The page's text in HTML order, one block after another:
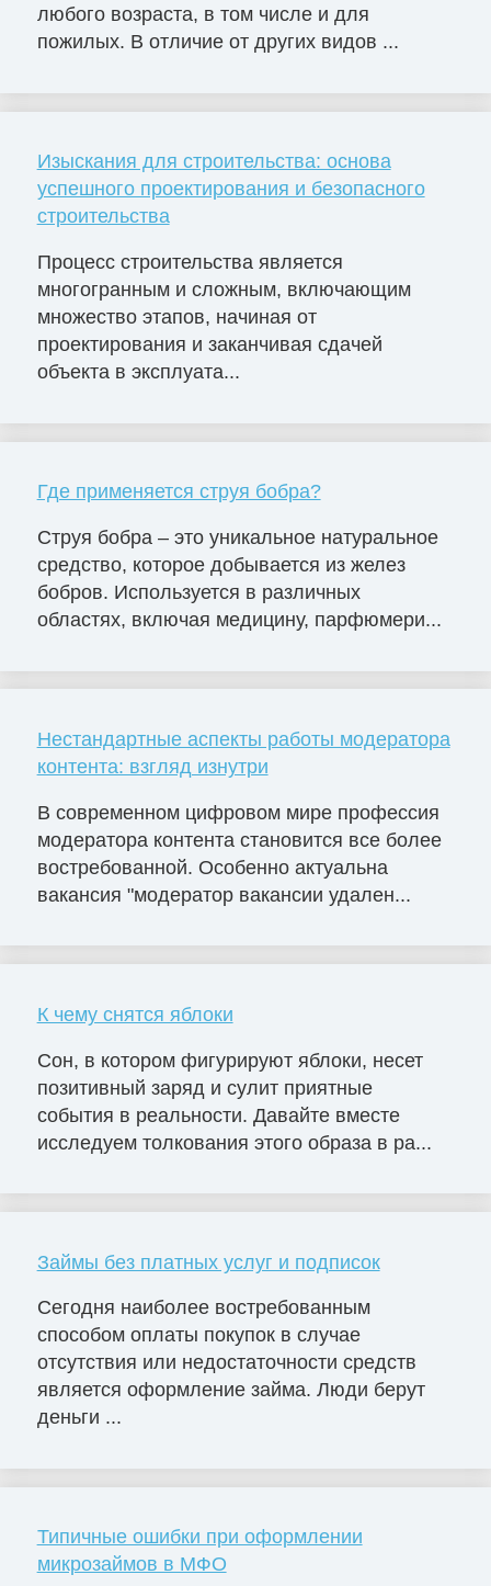
любого возраста, в том числе и для
пожилых. В отличие от других видов ...
Изыскания для строительства: основа
успешного проектирования и безопасного
строительства
Процесс строительства является
многогранным и сложным, включающим
множество этапов, начиная от
проектирования и заканчивая сдачей
объекта в эксплуата...
Где применяется струя бобра?
Струя бобра – это уникальное натуральное
средство, которое добывается из желез
бобров. Используется в различных
областях, включая медицину, парфюмери...
Нестандартные аспекты работы модератора
контента: взгляд изнутри
В современном цифровом мире профессия
модератора контента становится все более
востребованной. Особенно актуальна
вакансия "модератор вакансии удален...
К чему снятся яблоки
Сон, в котором фигурируют яблоки, несет
позитивный заряд и сулит приятные
события в реальности. Давайте вместе
исследуем толкования этого образа в ра...
Займы без платных услуг и подписок
Сегодня наиболее востребованным
способом оплаты покупок в случае
отсутствия или недостаточности средств
является оформление займа. Люди берут
деньги ...
Типичные ошибки при оформлении
микрозаймов в МФО